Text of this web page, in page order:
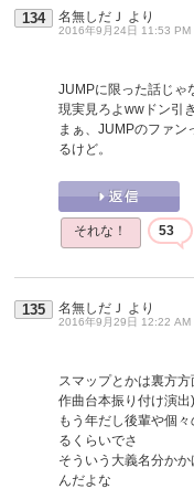
134 名無しだＪ より
2016年9月24日 11:53 PM
JUMPに限った話じゃ
現実見ろよwwドン引
まぁ、JUMPのファン
るけど。
それな！ 53
135 名無しだＪ より
2016年9月29日 12:22 AM
スマップとかは裏方
作曲台本振り付け演
もう年だし後輩や個
るくらいでさ
そういう大義名分か
んだよな